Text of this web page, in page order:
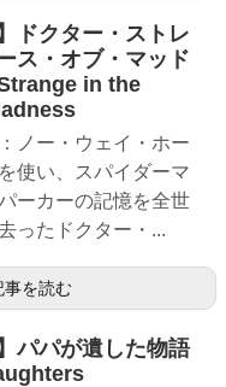
ドクター・ストレ
ス・オブ・マッド
in the
ノー・ウェイ・ホー
使い、スパイダーマ
ーカーの記憶を全世
ったドクター・...
事を読む
パパが遺した物語